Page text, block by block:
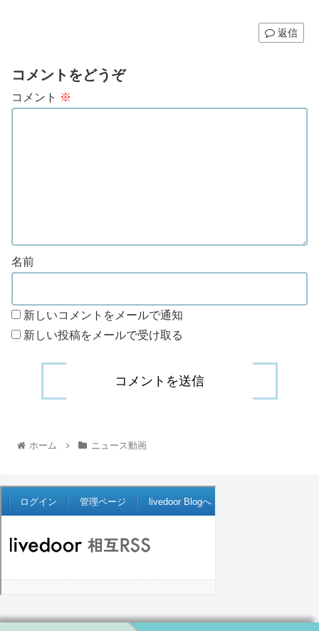
返信
コメントをどうぞ
コメント ※
名前
新しいコメントをメールで通知
新しい投稿をメールで受け取る
ホーム ニュース動画